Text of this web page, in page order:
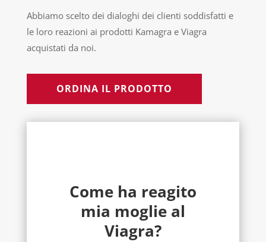
Abbiamo scelto dei dialoghi dei clienti soddisfatti e
le loro reazioni ai prodotti Kamagra e Viagra
acquistati da noi.
ORDINA IL PRODOTTO
Come ha reagito
mia moglie al
Viagra?